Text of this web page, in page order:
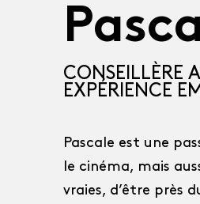
Pasc
CONSEILLÈRE
EXPÉRIENCE
Pascale est une
le cinéma, mais
vraies, d’être près